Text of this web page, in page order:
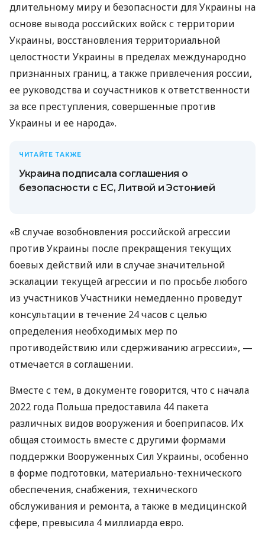
длительному миру и безопасности для Украины на
основе вывода российских войск с территории
Украины, восстановления территориальной
целостности Украины в пределах международно
признанных границ, а также привлечения россии,
ее руководства и соучастников к ответственности
за все преступления, совершенные против
Украины и ее народа».
ЧИТАЙТЕ ТАКЖЕ
Украина подписала соглашения о
безопасности с ЕС, Литвой и Эстонией
«В случае возобновления российской агрессии
против Украины после прекращения текущих
боевых действий или в случае значительной
эскалации текущей агрессии и по просьбе любого
из участников Участники немедленно проведут
консультации в течение 24 часов с целью
определения необходимых мер по
противодействию или сдерживанию агрессии», —
отмечается в соглашении.
Вместе с тем, в документе говорится, что с начала
2022 года Польша предоставила 44 пакета
различных видов вооружения и боеприпасов. Их
общая стоимость вместе с другими формами
поддержки Вооруженных Сил Украины, особенно
в форме подготовки, материально-технического
обеспечения, снабжения, технического
обслуживания и ремонта, а также в медицинской
сфере, превысила 4 миллиарда евро.